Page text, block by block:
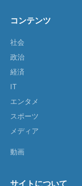
コンテンツ
社会
政治
経済
IT
エンタメ
スポーツ
メディア
動画
サイトについて